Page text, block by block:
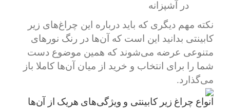
در آشپزانه
نکته مهم دیگری که باید درباره این چراغ‌های زیر
کابینتی بدانید این است که آن‌ها در رنگ نورهای
متنوعی عرضه می‌شوند که همین موضوع دست
شما را برای انتخاب و خرید از میان آن‌ها کاملا باز
می‌گذارد.
انواع چراغ زیر کابینتی و ویژگی‌های هریک از آن‌ها